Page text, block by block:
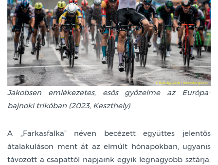
Jakobsen emlékezetes, esős győzelme az Európa-
bajnoki trikóban (2023, Keszthely)
A „Farkasfalka” néven becézett együttes jelentős
átalakuláson ment át az elmúlt hónapokban, ugyanis
távozott a csapattól napjaink egyik legnagyobb sztárja,